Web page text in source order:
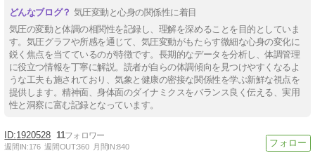
気圧変動と心身の関係性に着目
気圧の変動と体調の相関性を記録し、理解を深めることを目的としていま
す。気圧グラフや所感を通じて、気圧変動がもたらす微細な心身の変化に
鋭く焦点を当てているのが特徴です。長期的なデータを分析し、体調管理
に役立つ情報を丁寧に解説。読者が自らの体調傾向を見つけやすくなるよ
うな工夫も施されており、気象と健康の密接な関係性を学ぶ新鮮な視点を
提供します。精神面、身体面のダイナミクスをバランス良く伝える、実用
性と洞察に富む記録となっています。
1920528 11
週間IN:176 週間OUT:360 月間IN:840